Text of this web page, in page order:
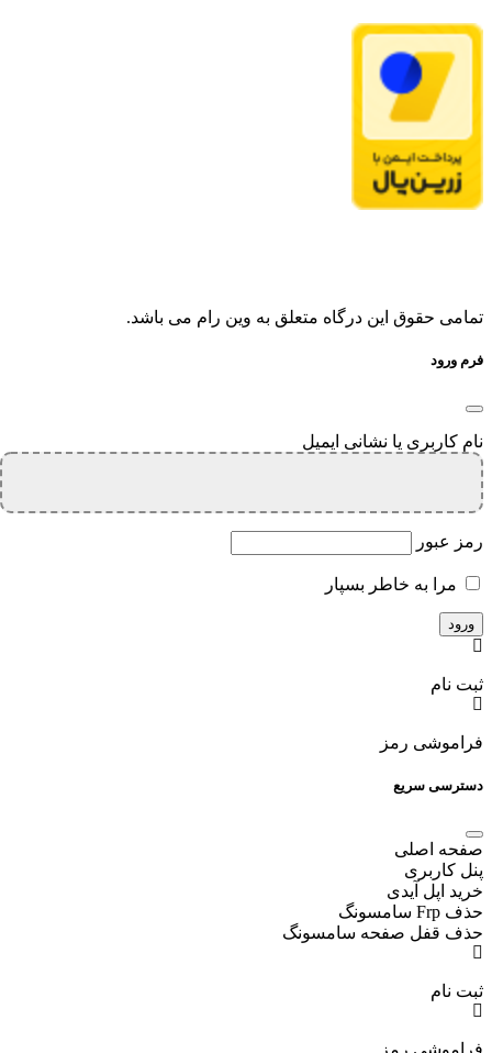
تمامی حقوق این درگاه متعلق به وین رام می باشد.
فرم ورود
نام کاربری یا نشانی ایمیل
رمز عبور
مرا به خاطر بسپار
ثبت نام
فراموشی رمز
دسترسی سریع
صفحه اصلی
پنل کاربری
خرید اپل آیدی
حذف Frp سامسونگ
حذف قفل صفحه سامسونگ
ثبت نام